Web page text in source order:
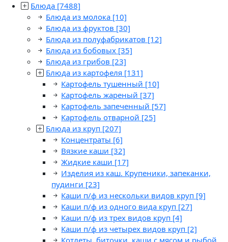
Блюда [7488]
Блюда из молока [10]
Блюда из фруктов [30]
Блюда из полуфабрикатов [12]
Блюда из бобовых [35]
Блюда из грибов [23]
Блюда из картофеля [131]
Картофель тушенный [10]
Картофель жареный [37]
Картофель запеченный [57]
Картофель отварной [25]
Блюда из круп [207]
Концентраты [6]
Вязкие каши [32]
Жидкие каши [17]
Изделия из каш. Крупеники, запеканки,
пудинги [23]
Каши п/ф из нескольки видов круп [9]
Каши п/ф из одного вида круп [27]
Каши п/ф из трех видов круп [4]
Каши п/ф из четырех видов круп [2]